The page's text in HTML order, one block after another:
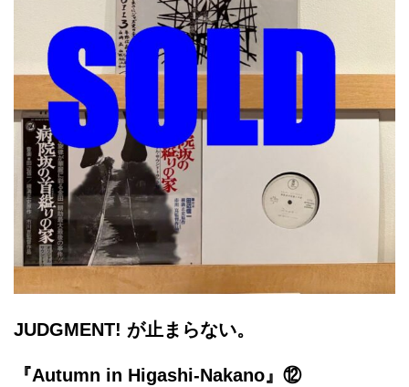
JUDGMENT! が止まらない。
『Autumn in Higashi-Nakano』⑫